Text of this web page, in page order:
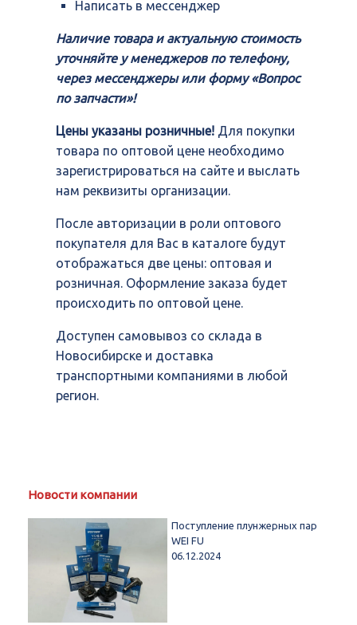
Написать в мессенджер
Наличие товара и актуальную стоимость
уточняйте у менеджеров по телефону,
через мессенджеры или форму «Вопрос
по запчасти»!
Цены указаны розничные! Для покупки
товара по оптовой цене необходимо
зарегистрироваться на сайте и выслать
нам реквизиты организации.
После авторизации в роли оптового
покупателя для Вас в каталоге будут
отображаться две цены: оптовая и
розничная. Оформление заказа будет
происходить по оптовой цене.
Доступен самовывоз со склада в
Новосибирске и доставка
транспортными компаниями в любой
регион.
Новости компании
Поступление плунжерных пар
WEI FU
06.12.2024